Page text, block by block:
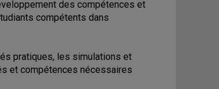
des compétences et
compétents dans
pratiques, les simulations et
et compétences nécessaires